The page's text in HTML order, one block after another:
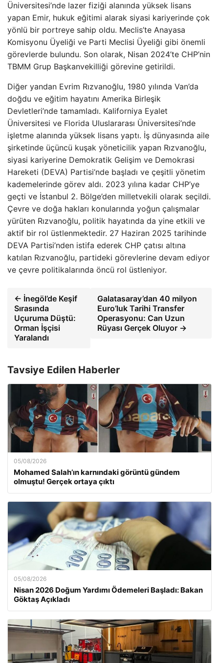
Üniversitesi’nde lazer fiziği alanında yüksek lisans
yapan Emir, hukuk eğitimi alarak siyasi kariyerinde çok
yönlü bir portreye sahip oldu. Meclis’te Anayasa
Komisyonu Üyeliği ve Parti Meclisi Üyeliği gibi önemli
görevlerde bulundu. Son olarak, Nisan 2024’te CHP’nin
TBMM Grup Başkanvekilliği görevine getirildi.
Diğer yandan Evrim Rızvanoğlu, 1980 yılında Van’da
doğdu ve eğitim hayatını Amerika Birleşik
Devletleri’nde tamamladı. Kaliforniya Eyalet
Üniversitesi ve Florida Uluslararası Üniversitesi’nde
işletme alanında yüksek lisans yaptı. İş dünyasında aile
şirketinde üçüncü kuşak yöneticilik yapan Rızvanoğlu,
siyasi kariyerine Demokratik Gelişim ve Demokrasi
Hareketi (DEVA) Partisi’nde başladı ve çeşitli yönetim
kademelerinde görev aldı. 2023 yılına kadar CHP’ye
geçti ve İstanbul 2. Bölge’den milletvekili olarak seçildi.
Çevre ve doğa hakları konularında yoğun çalışmalar
yürüten Rızvanoğlu, politik hayatında da yine etkili ve
aktif bir rol üstlenmektedir. 27 Haziran 2025 tarihinde
DEVA Partisi’nden istifa ederek CHP çatısı altına
katılan Rızvanoğlu, partideki görevlerine devam ediyor
ve çevre politikalarında öncü rol üstleniyor.
← İnegöl’de Keşif
Sırasında
Uçuruma Düştü:
Orman İşçisi
Yaralandı
Galatasaray’dan 40 milyon
Euro’luk Tarihi Transfer
Operasyonu: Can Uzun
Rüyası Gerçek Oluyor →
Tavsiye Edilen Haberler
05/08/2026
Mohamed Salah’ın karnındaki görüntü gündem
olmuştu! Gerçek ortaya çıktı
05/08/2026
Nisan 2026 Doğum Yardımı Ödemeleri Başladı: Bakan
Göktaş Açıkladı